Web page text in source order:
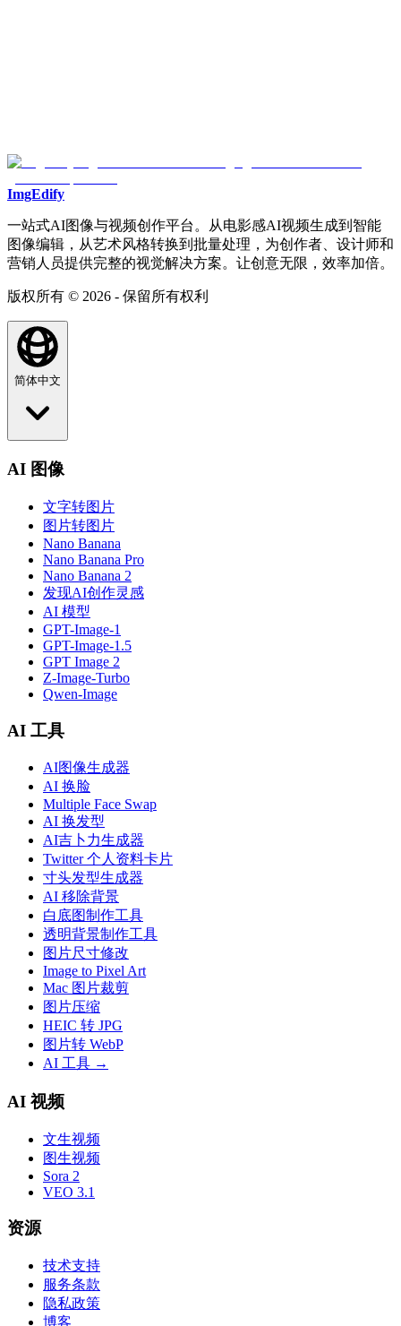
ImgEdify
一站式AI图像与视频创作平台。从电影感AI视频生成到智能
图像编辑，从艺术风格转换到批量处理，为创作者、设计师和
营销人员提供完整的视觉解决方案。让创意无限，效率加倍。
版权所有 © 2026 - 保留所有权利
简体中文
AI 图像
文字转图片
图片转图片
Nano Banana
Nano Banana Pro
Nano Banana 2
发现AI创作灵感
AI 模型
GPT-Image-1
GPT-Image-1.5
GPT Image 2
Z-Image-Turbo
Qwen-Image
AI 工具
AI图像生成器
AI 换脸
Multiple Face Swap
AI 换发型
AI吉卜力生成器
Twitter 个人资料卡片
寸头发型生成器
AI 移除背景
白底图制作工具
透明背景制作工具
图片尺寸修改
Image to Pixel Art
Mac 图片裁剪
图片压缩
HEIC 转 JPG
图片转 WebP
AI 工具 →
AI 视频
文生视频
图生视频
Sora 2
VEO 3.1
资源
技术支持
服务条款
隐私政策
博客